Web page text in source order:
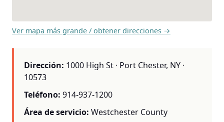
Ver mapa más grande / obtener direcciones →
Dirección: 1000 High St · Port Chester, NY ·
10573
Teléfono: 914-937-1200
Área de servicio: Westchester County